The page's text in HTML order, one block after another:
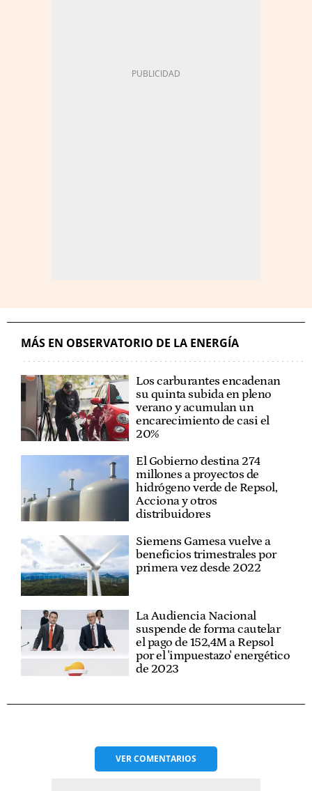
MÁS EN OBSERVATORIO DE LA ENERGÍA
Los carburantes encadenan
su quinta subida en pleno
verano y acumulan un
encarecimiento de casi el
20%
El Gobierno destina 274
millones a proyectos de
hidrógeno verde de Repsol,
Acciona y otros
distribuidores
Siemens Gamesa vuelve a
beneficios trimestrales por
primera vez desde 2022
La Audiencia Nacional
suspende de forma cautelar
el pago de 152,4M a Repsol
por el 'impuestazo' energético
de 2023
VERCOMENTARIOS